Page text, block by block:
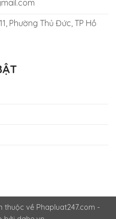
Phường Thủ Đức, TP Hồ
về Phapluat247.com -